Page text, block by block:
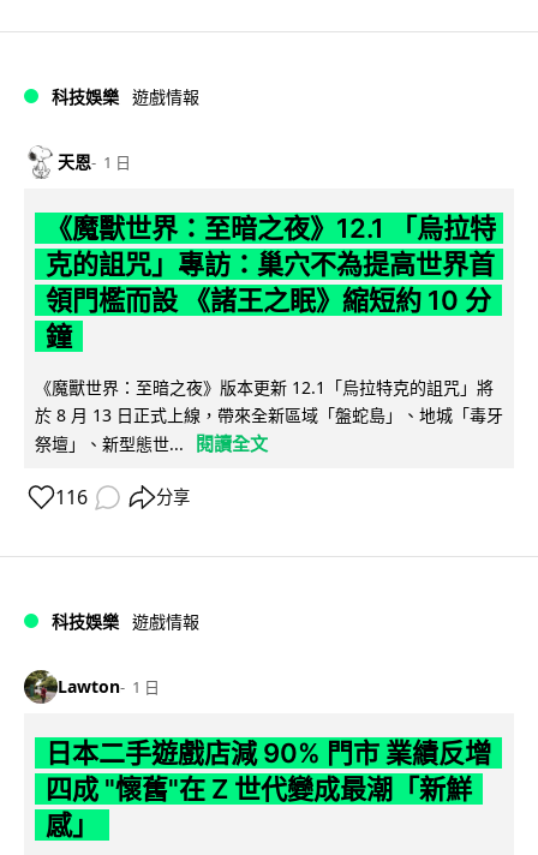
科技娛樂 遊戲情報
天恩 1 日
《魔獸世界：至暗之夜》12.1 「烏拉特
克的詛咒」專訪：巢穴不為提高世界首
領門檻而設 《諸王之眠》縮短約 10 分
鐘
《魔獸世界：至暗之夜》版本更新 12.1「烏拉特克的詛咒」將
於 8 月 13 日正式上線，帶來全新區域「盤蛇島」、地城「毒牙
祭壇」、新型態世...
閱讀全文
116 分享
科技娛樂 遊戲情報
Lawton 1 日
日本二手遊戲店減 90% 門市 業績反增
四成 "懷舊"在 Z 世代變成最潮「新鮮
感」